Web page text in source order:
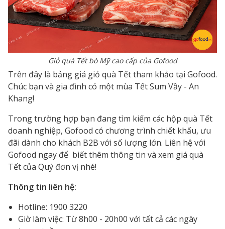
Giỏ quà Tết bò Mỹ cao cấp của Gofood
Trên đây là bảng giá giỏ quà Tếttham khảo tại Gofood.
Chúc bạn và gia đình có một mùa Tết Sum Vầy - An
Khang!
Trong trường hợp bạn đang tìm kiếm các hộp quà Tết
doanh nghiệp, Gofood có chương trình chiết khấu, ưu
đãi dành cho khách B2B với số lượng lớn. Liên hệ với
Gofood ngay để biết thêm thông tin và xem giá quà
Tếtcủa Quý đơn vị nhé!
Thông tin liên hệ:
Hotline: 1900 3220
Giờ làm việc: Từ 8h00 - 20h00 với tất cả các ngày